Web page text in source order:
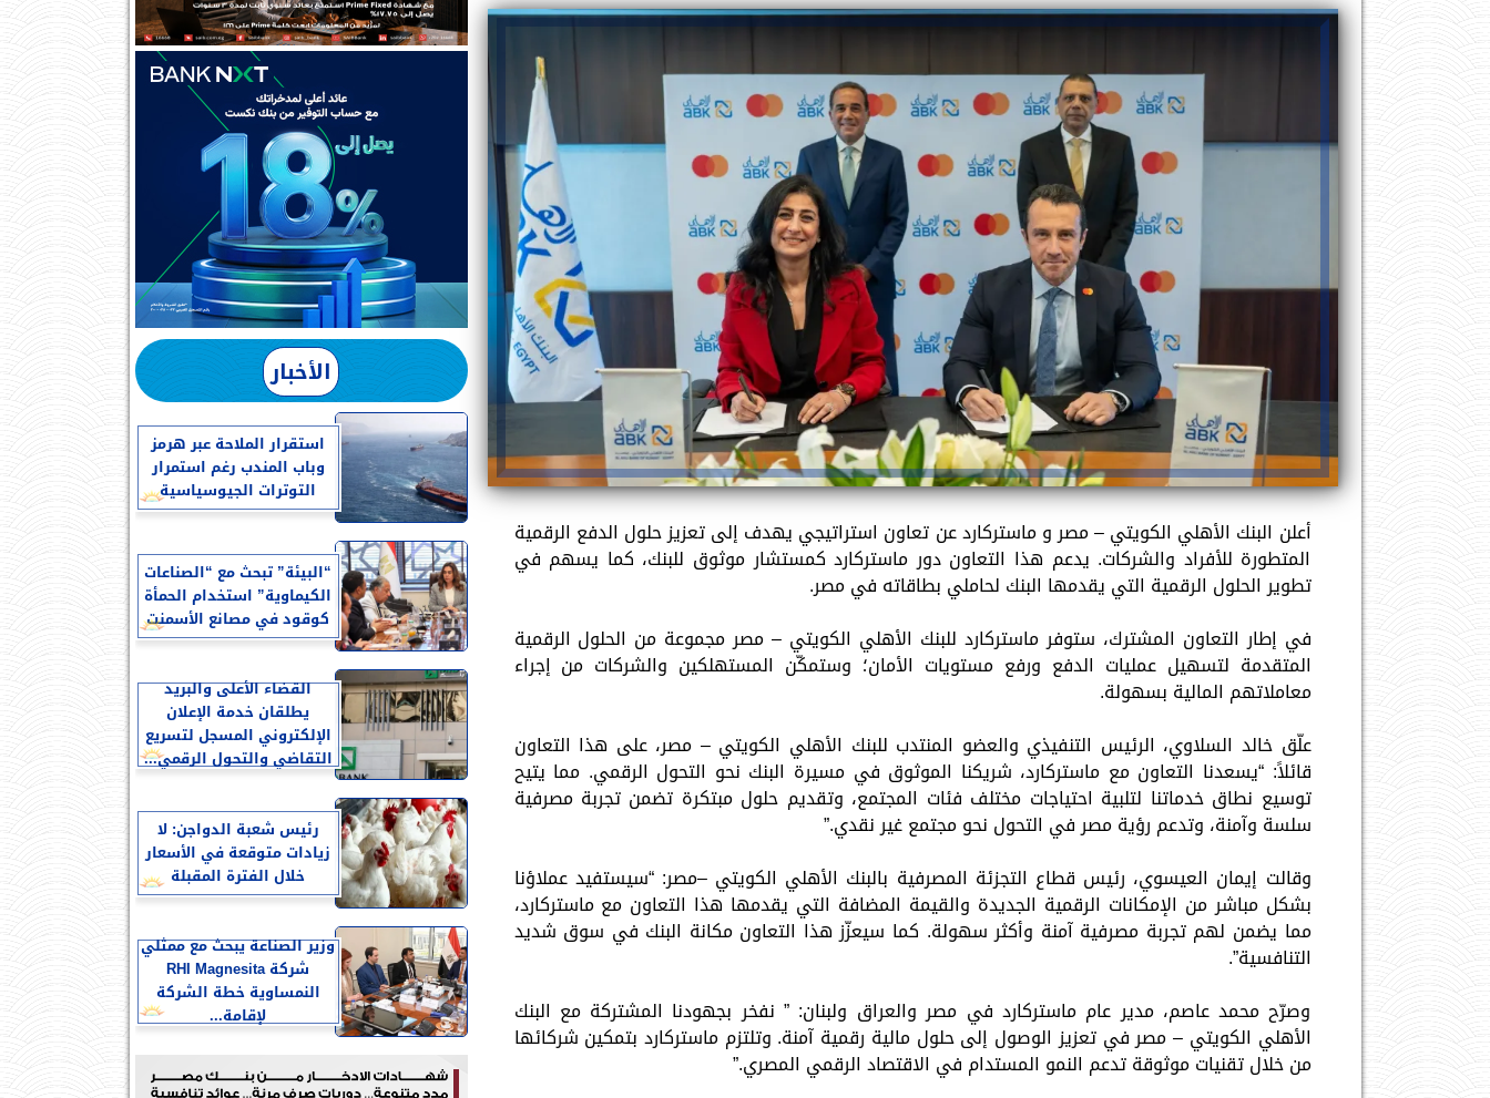
أعلن البنك الأهلي الكويتي – مصر و ماستركارد عن تعاون استراتيجي يهدف إلى تعزيز حلول الدفع الرقمية
المتطورة للأفراد والشركات. يدعم هذا التعاون دور ماستركارد كمستشار موثوق للبنك، كما يسهم في
تطوير الحلول الرقمية التي يقدمها البنك لحاملي بطاقاته في مصر.
في إطار التعاون المشترك، ستوفر ماستركارد للبنك الأهلي الكويتي – مصر مجموعة من الحلول الرقمية
المتقدمة لتسهيل عمليات الدفع ورفع مستويات الأمان؛ وستمكّن المستهلكين والشركات من إجراء
معاملاتهم المالية بسهولة.
علّق خالد السلاوي، الرئيس التنفيذي والعضو المنتدب للبنك الأهلي الكويتي – مصر، على هذا التعاون
قائلاً: “يسعدنا التعاون مع ماستركارد، شريكنا الموثوق في مسيرة البنك نحو التحول الرقمي. مما يتيح
توسيع نطاق خدماتنا لتلبية احتياجات مختلف فئات المجتمع، وتقديم حلول مبتكرة تضمن تجربة مصرفية
سلسة وآمنة، وتدعم رؤية مصر في التحول نحو مجتمع غير نقدي.”
وقالت إيمان العيسوي، رئيس قطاع التجزئة المصرفية بالبنك الأهلي الكويتي –مصر: “سيستفيد عملاؤنا
بشكل مباشر من الإمكانات الرقمية الجديدة والقيمة المضافة التي يقدمها هذا التعاون مع ماستركارد،
مما يضمن لهم تجربة مصرفية آمنة وأكثر سهولة. كما سيعزّز هذا التعاون مكانة البنك في سوق شديد
التنافسية”.
وصرّح محمد عاصم، مدير عام ماستركارد في مصر والعراق ولبنان: ” نفخر بجهودنا المشتركة مع البنك
الأهلي الكويتي – مصر في تعزيز الوصول إلى حلول مالية رقمية آمنة. وتلتزم ماستركارد بتمكين شركائها
من خلال تقنيات موثوقة تدعم النمو المستدام في الاقتصاد الرقمي المصري.”
الأخبار
استقرار الملاحة عبر هرمز
وباب المندب رغم استمرار
التوترات الجيوسياسية
“البيئة” تبحث مع “الصناعات
الكيماوية” استخدام الحمأة
كوقود في مصانع الأسمنت
القضاء الأعلى والبريد
يطلقان خدمة الإعلان
الإلكتروني المسجل لتسريع
التقاضي والتحول الرقمي...
رئيس شعبة الدواجن: لا
زيادات متوقعة في الأسعار
خلال الفترة المقبلة
وزير الصناعة يبحث مع ممثلي
شركة RHI Magnesita
النمساوية خطة الشركة
لإقامة...